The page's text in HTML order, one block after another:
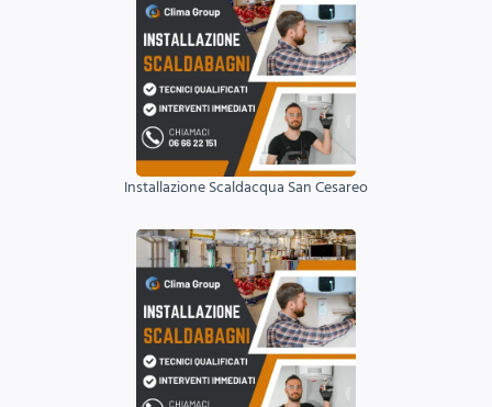
Installazione Scaldacqua San Cesareo